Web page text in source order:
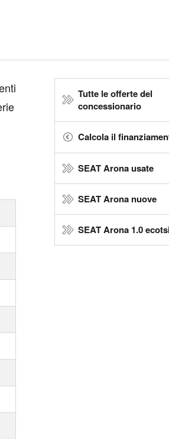
Tutte le offerte del
concessionario
Calcola il
SEAT Arona usate
SEAT Arona nuove
SEAT Arona 1.0